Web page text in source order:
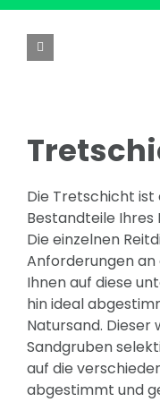
Die Tretschicht
Bestandteile Ihres
Die einzelnen
Anforderungen
Ihnen auf diese
hin ideal
Natursand. Dieser
Sandgruben
auf die
abgestimmt und